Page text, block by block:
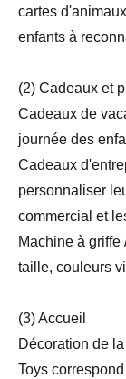
cartes
enfants à
(2) Cadeaux et
Cadeaux de
journée des
Cadeaux
personnaliser
commercial et
Machine à griffe
taille, couleurs
(3) Accueil
Décoration de
Toys